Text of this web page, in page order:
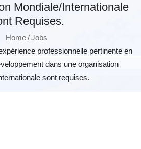
Mondiale/internationale
Requises.
Home Jobs
professionnelle pertinente en
dans une organisation
sont requises.